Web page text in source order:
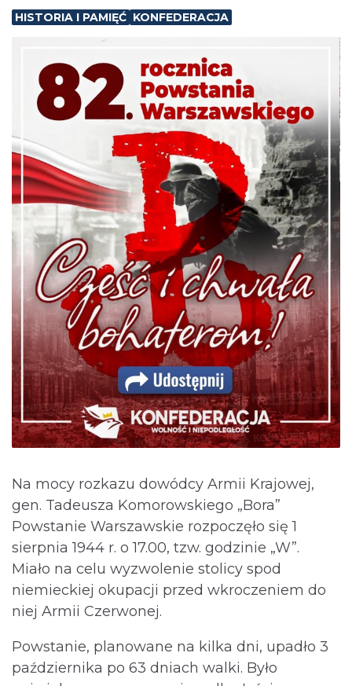
HISTORIA I PAMIĘĆ KONFEDERACJA
Na mocy rozkazu dowódcy Armii Krajowej,
gen. Tadeusza Komorowskiego „Bora”
Powstanie Warszawskie rozpoczęło się 1
sierpnia 1944 r. o 17.00, tzw. godzinie „W”.
Miało na celu wyzwolenie stolicy spod
niemieckiej okupacji przed wkroczeniem do
niej Armii Czerwonej.
Powstanie, planowane na kilka dni, upadło 3
października po 63 dniach walki. Było